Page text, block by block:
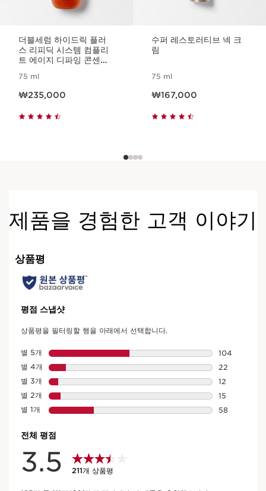
더블세럼 하이드릭 플러
스 리피딕 시스템 컴플리
트 에이지 디파잉 콘센트
75 ml
₩235,000
수퍼 레스토러티브 넥 크
림
75 ml
₩167,000
제품을 경험한 고객 이야기